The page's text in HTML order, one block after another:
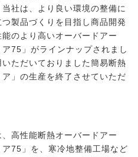
社は、より良い環境の整備に
製品づくりを目指し商品開発
のより高いオーバードアー
ア75」がラインナップされまし
ただいておりました簡易断熱
」の生産を終了させていただ
高性能断熱オーバードアー
ア75」を、寒冷地整備工場など